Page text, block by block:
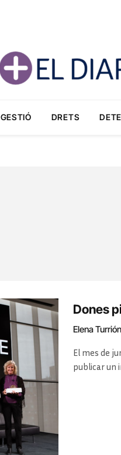
GESTIÓ DRETS
Dones
Elena Turrión
El mes de
publicar un